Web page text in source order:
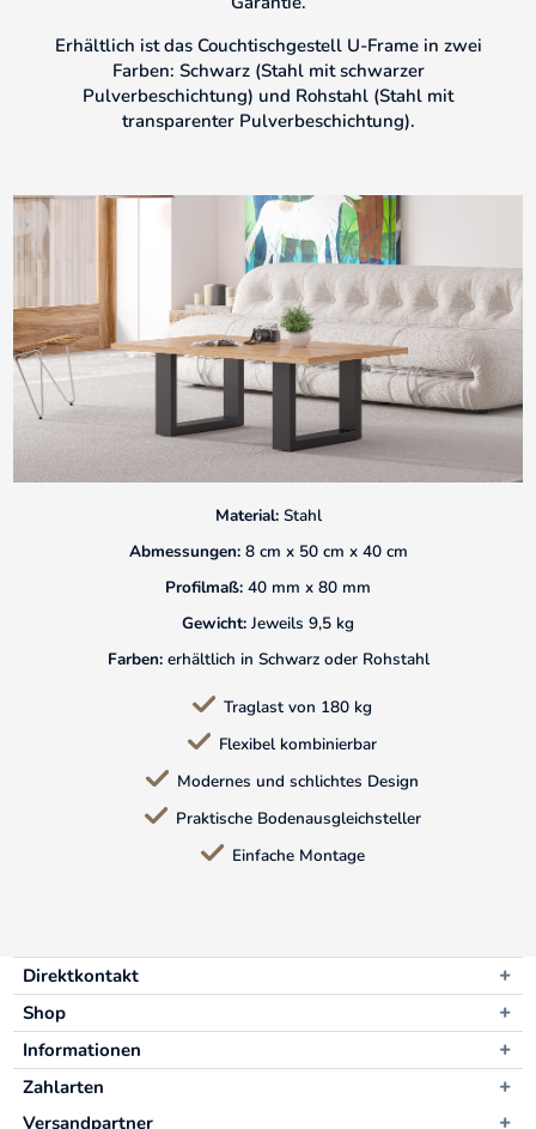
Erhältlich ist das Couchtischgestell U-Frame in zwei
Farben: Schwarz (Stahl mit schwarzer
Pulverbeschichtung) und Rohstahl (Stahl mit
transparenter Pulverbeschichtung).
Traglast von 180 kg
Flexibel kombinierbar
Modernes und schlichtes Design
Praktische Bodenausgleichsteller
Einfache Montage
Material:Stahl
Abmessungen:8 cm x 50 cm x 40 cm
Profilmaß: 40 mm x 80 mm
Gewicht: Jeweils 9,5 kg
Farben:erhältlich in Schwarz oder Rohstahl
Direktkontakt
Shop
Informationen
Zahlarten
Versandpartner